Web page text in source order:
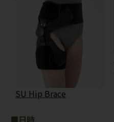
SU Hip Brace
■日時